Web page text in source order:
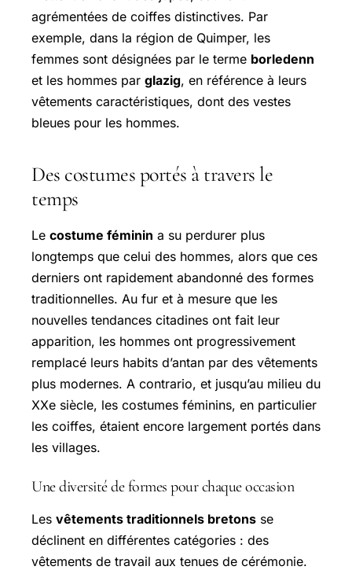
agrémentées de coiffes distinctives. Par
exemple, dans la région de Quimper, les
femmes sont désignées par le terme borledenn
et les hommes par glazig, en référence à leurs
vêtements caractéristiques, dont des vestes
bleues pour les hommes.
Des costumes portés à travers le
temps
Le costume féminin a su perdurer plus
longtemps que celui des hommes, alors que ces
derniers ont rapidement abandonné des formes
traditionnelles. Au fur et à mesure que les
nouvelles tendances citadines ont fait leur
apparition, les hommes ont progressivement
remplacé leurs habits d’antan par des vêtements
plus modernes. A contrario, et jusqu’au milieu du
XXe siècle, les costumes féminins, en particulier
les coiffes, étaient encore largement portés dans
les villages.
Une diversité de formes pour chaque occasion
Les vêtements traditionnels bretons se
déclinent en différentes catégories : des
vêtements de travail aux tenues de cérémonie.